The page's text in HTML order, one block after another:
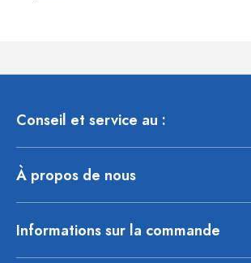
Conseil et service au :
À propos de nous
Informations sur la commande